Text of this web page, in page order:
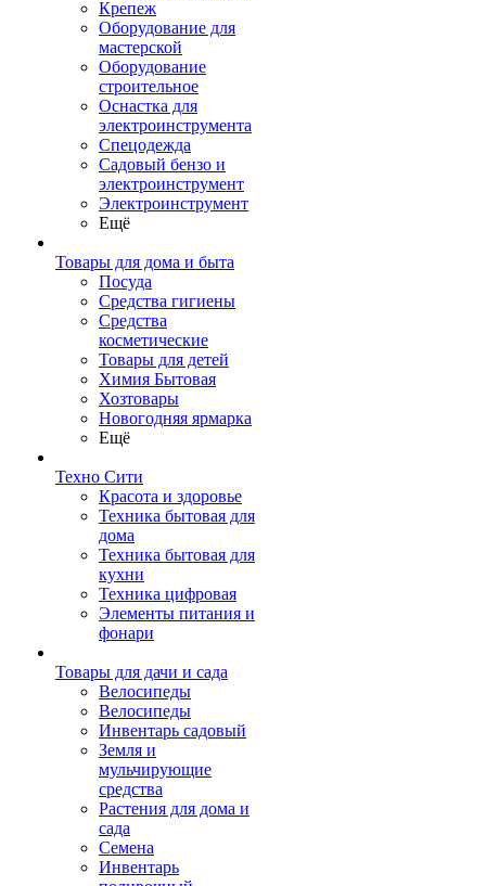
Крепеж
Оборудование для
мастерской
Оборудование
строительное
Оснастка для
электроинструмента
Спецодежда
Садовый бензо и
электроинструмент
Электроинструмент
Ещё
Товары для дома и быта
Посуда
Средства гигиены
Средства
косметические
Товары для детей
Химия Бытовая
Хозтовары
Новогодняя ярмарка
Ещё
Техно Сити
Красота и здоровье
Техника бытовая для
дома
Техника бытовая для
кухни
Техника цифровая
Элементы питания и
фонари
Товары для дачи и сада
Велосипеды
Велосипеды
Инвентарь садовый
Земля и
мульчирующие
средства
Растения для дома и
сада
Семена
Инвентарь